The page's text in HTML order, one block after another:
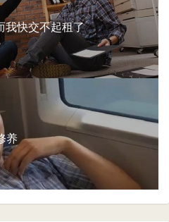
我快交不起租了
养